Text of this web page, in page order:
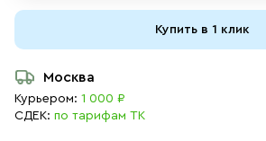
Купить в 1 клик
Москва
Курьером: 1 000 ₽
СДЕК: по тарифам ТК